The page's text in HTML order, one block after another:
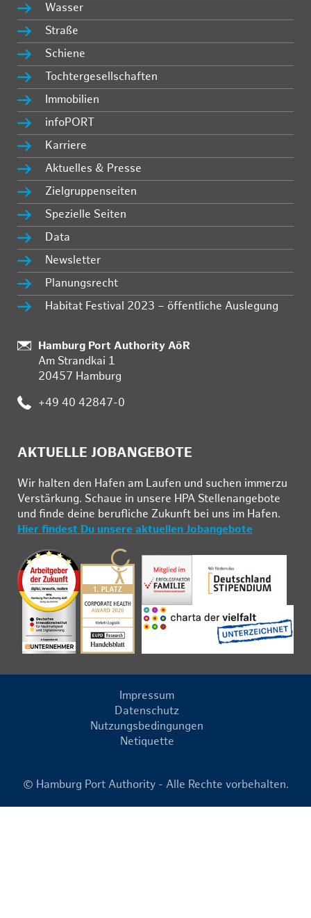
Wasser
Straße
Schiene
Tochtergesellschaften
Immobilien
infoPORT
Karriere
Aktuelles & Presse
Zielgruppenseiten
Spezielle Seiten
Data
Newsletter
Planungsrecht
Habitat Festival 2023 – öffentliche Auslegung
:
Hamburg Port Authority AöR
Am Strandkai 1
20457 Hamburg
: +49 40 42847-0
AKTUELLE JOBANGEBOTE
Wir hal­ten den Ha­fen am Lau­fen und su­chen im­mer­zu
Ver­stär­kung. Schau­e in un­se­re HPA Stel­len­an­ge­bo­te
und fin­de deine be­ruf­li­che Zu­kunft bei uns im Ha­fen.
Hier findest Du unsere aktuellen Jobangebote
Impressum
Datenschutz
Nutzungsbedingungen
Netiquette
© Hamburg Port Authority - Alle Rechte vorbehalten.